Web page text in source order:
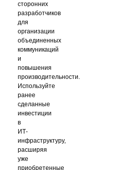
сторонних
разработчиков
для
организации
объединенных
коммуникаций
и
повышения
производительности.
Используйте
ранее
сделанные
инвестиции
в
ИТ-
инфраструктуру,
расширяя
уже
приобретенные